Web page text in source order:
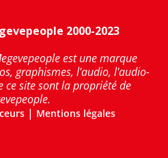
2000-2023
est une marque
graphismes, l'audio, l'audio-
ce site sont la propriété de
| Mentions légales